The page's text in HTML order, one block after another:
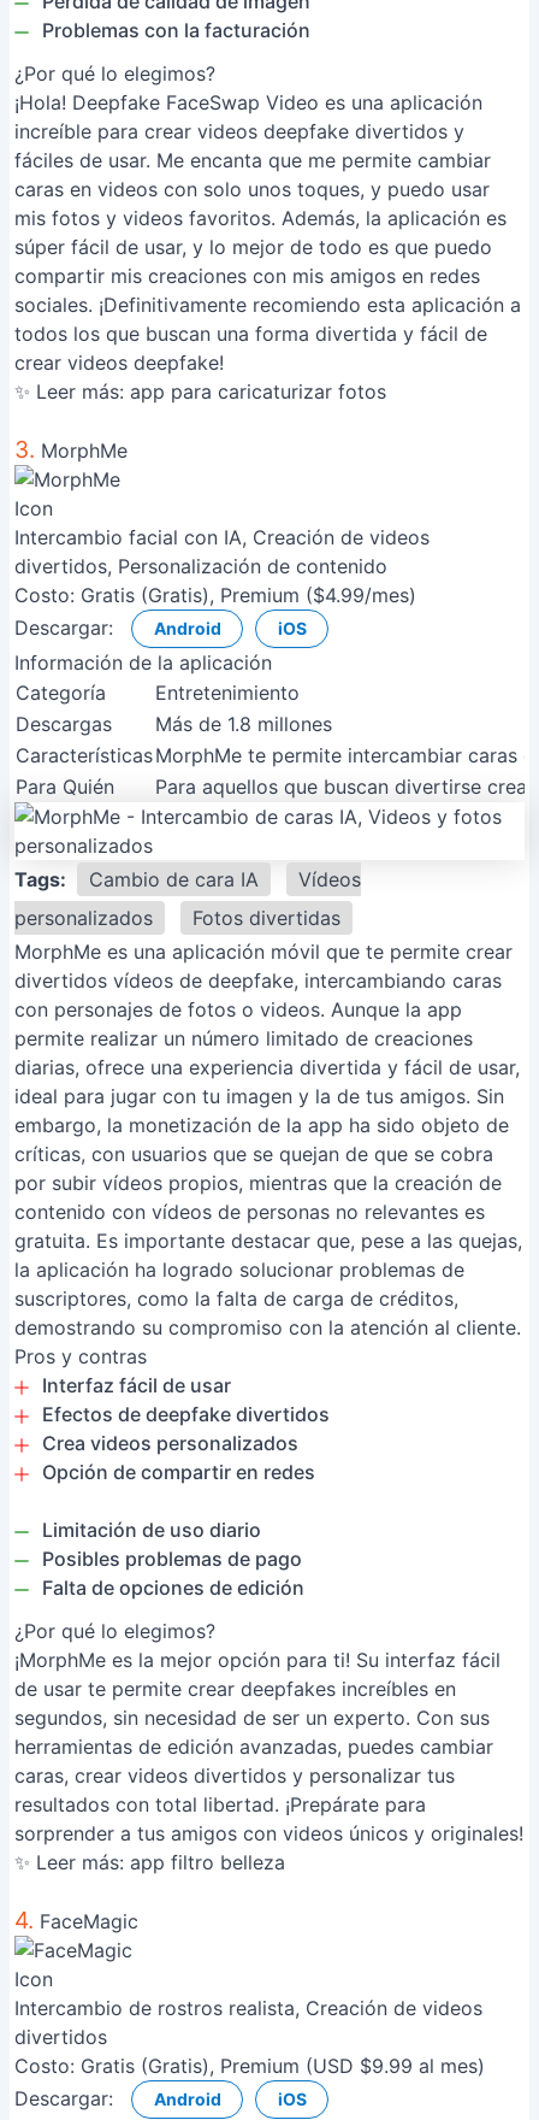
Problemas con la facturación
¿Por qué lo elegimos?
¡Hola! Deepfake FaceSwap Video es una aplicación
increíble para crear videos deepfake divertidos y
fáciles de usar. Me encanta que me permite cambiar
caras en videos con solo unos toques, y puedo usar
mis fotos y videos favoritos. Además, la aplicación es
súper fácil de usar, y lo mejor de todo es que puedo
compartir mis creaciones con mis amigos en redes
sociales. ¡Definitivamente recomiendo esta aplicación a
todos los que buscan una forma divertida y fácil de
crear videos deepfake!
✨ Leer más: app para caricaturizar fotos
3. MorphMe
Intercambio facial con IA, Creación de videos
divertidos, Personalización de contenido
Costo: Gratis (Gratis), Premium ($4.99/mes)
Descargar:
Android iOS
Información de la aplicación
Categoría
Entretenimiento
Descargas
Más de 1.8 millones
CaracterísticasMorphMe te permite intercambiar caras
Para Quién
Para aquellos que buscan divertirse
Tags: Cambio de cara IA
Vídeos
personalizados
Fotos divertidas
MorphMe es una aplicación móvil que te permite crear
divertidos vídeos de deepfake, intercambiando caras
con personajes de fotos o videos. Aunque la app
permite realizar un número limitado de creaciones
diarias, ofrece una experiencia divertida y fácil de usar,
ideal para jugar con tu imagen y la de tus amigos. Sin
embargo, la monetización de la app ha sido objeto de
críticas, con usuarios que se quejan de que se cobra
por subir vídeos propios, mientras que la creación de
contenido con vídeos de personas no relevantes es
gratuita. Es importante destacar que, pese a las quejas,
la aplicación ha logrado solucionar problemas de
suscriptores, como la falta de carga de créditos,
demostrando su compromiso con la atención al cliente.
Pros y contras
Interfaz fácil de usar
Efectos de deepfake divertidos
Crea videos personalizados
Opción de compartir en redes
Limitación de uso diario
Posibles problemas de pago
Falta de opciones de edición
¿Por qué lo elegimos?
¡MorphMe es la mejor opción para ti! Su interfaz fácil
de usar te permite crear deepfakes increíbles en
segundos, sin necesidad de ser un experto. Con sus
herramientas de edición avanzadas, puedes cambiar
caras, crear videos divertidos y personalizar tus
resultados con total libertad. ¡Prepárate para
sorprender a tus amigos con videos únicos y originales!
✨ Leer más: app filtro belleza
4. FaceMagic
Intercambio de rostros realista, Creación de videos
divertidos
Costo: Gratis (Gratis), Premium (USD $9.99 al mes)
Descargar:
Android iOS